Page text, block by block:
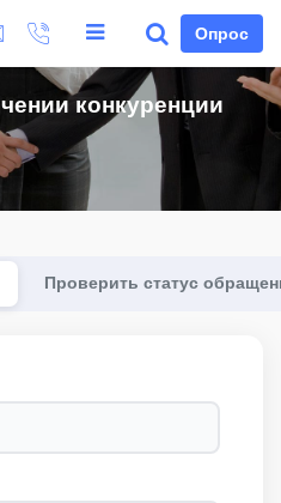
Опрос
конкуренции
Проверить статус